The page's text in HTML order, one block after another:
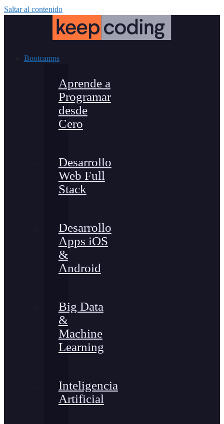
Saltar al contenido
Bootcamps
Aprende a
Programar
desde
Cero
Desarrollo
Web Full
Stack
Desarrollo
Apps iOS
&
Android
Big Data
&
Machine
Learning
Inteligencia
Artificial